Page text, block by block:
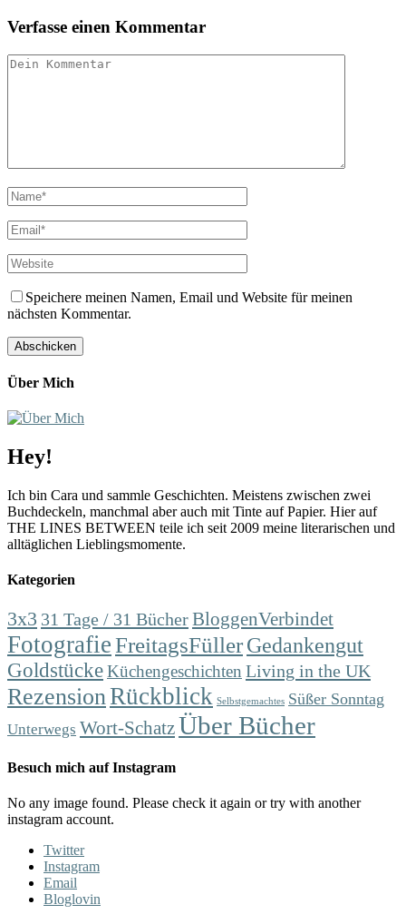
Verfasse einen Kommentar
Speichere meinen Namen, Email und Website für meinen
nächsten Kommentar.
Über Mich
Hey!
Ich bin Cara und sammle Geschichten. Meistens zwischen zwei
Buchdeckeln, manchmal aber auch mit Tinte auf Papier. Hier auf
THE LINES BETWEEN teile ich seit 2009 meine literarischen und
alltäglichen Lieblingsmomente.
Kategorien
3x3 31 Tage / 31 BücherBloggenVerbindet
FotografieFreitagsFüllerGedankengut
GoldstückeKüchengeschichten Living in the UK
RezensionRückblick Selbstgemachtes Süßer Sonntag
Unterwegs Wort-SchatzÜber Bücher
Besuch mich auf Instagram
No any image found. Please check it again or try with another
instagram account.
Twitter
Instagram
Email
Bloglovin